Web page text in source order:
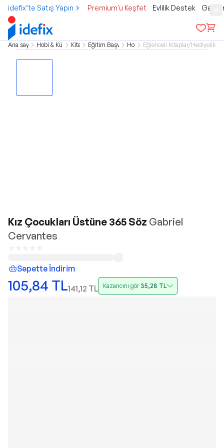
idefix’te Satış Yapın Premium'u Keşfet Evlilik Destek
Ana sayfa Hobi & KültürKitap Eğitim BaşvuruHobi Eğlenceli Kitaplar/Hediyelik
Kız Çocukları Üstüne 365 Söz Gabriel
Cervantes
Sepette İndirim
105,84 TL141,12 TL Kazancını gör35,28 TL